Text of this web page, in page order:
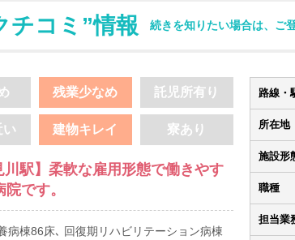
チコミ”情報 続きを知りたい場合は、ご
残業少なめ 託児所有り
い 建物キレイ 寮あり
川駅】柔軟な雇用形態で働きやす
です。
病棟86床､ 回復期リハビリテーション病棟
路線・
所在地
施設形
職種
担当業